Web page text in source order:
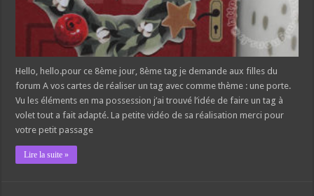
Hello, hello.pour ce 8ème jour, 8ème tag je demande aux filles du
forum A vos cartes de réaliser un tag avec comme thème : une porte.
Vu les éléments en ma possession j’ai trouvé l’idée de faire un tag à
volet tout a fait adapté. La petite vidéo de sa réalisation merci pour
votre petit passage
Lire la suite »